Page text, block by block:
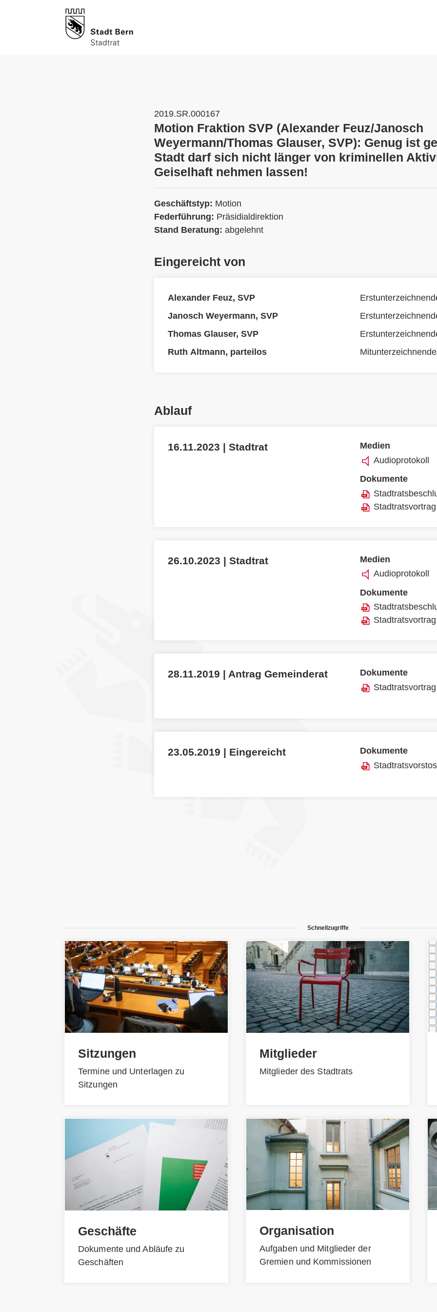
2019.SR.000167
Motion Fraktion SVP (Alexander Feuz/Janosch
Weyermann/Thomas Glauser, SVP): Genug ist
Stadt darf sich nicht länger von kriminellen
Geiselhaft nehmen lassen!
Geschäftstyp: Motion
Federführung: Präsidialdirektion
Stand Beratung: abgelehnt
Eingereicht von
Alexander Feuz, SVP
Janosch Weyermann, SVP
Thomas Glauser, SVP
Ruth Altmann, parteilos
Ablauf
16.11.2023 | Stadtrat
Medien
Audioprotokoll
Dokumente
Stadtratsvortrag
26.10.2023 | Stadtrat
Medien
Audioprotokoll
Dokumente
Stadtratsvortrag
28.11.2019 | Antrag Gemeinderat
Dokumente
Stadtratsvortrag
23.05.2019 | Eingereicht
Dokumente
Schnellzugriffe
Sitzungen
Termine und Unterlagen zu
Sitzungen
Geschäfte
Dokumente und Abläufe zu
Geschäften
Mitglieder
Mitglieder des Stadtrats
Organisation
Aufgaben und Mitglieder der
Gremien und Kommissionen